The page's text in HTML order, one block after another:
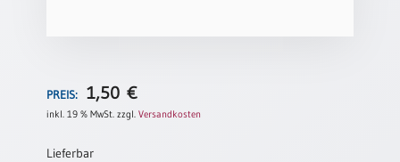
Sortimente
PREIS: 1,50€
inkl. 19 % MwSt. zzgl.Versandkosten
Lieferbar